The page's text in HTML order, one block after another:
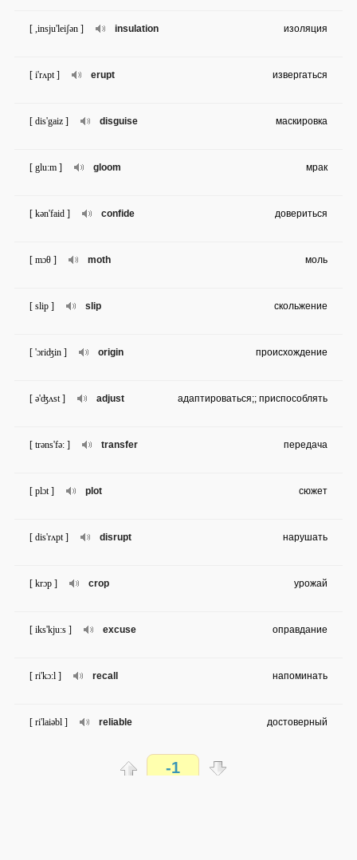
insulation
[ ,insju'leiʃən ] изоляция
erupt
[ i'rʌpt ] извергаться
disguise
[ dis'gaiz ] маскировка
gloom
[ glu:m ] мрак
confide
[ kən'faid ] довериться
moth
[ mɔθ ] моль
slip
[ slip ] скольжение
origin
[ 'ɔriʤin ] происхождение
adjust
[ ə'ʤʌst ] адаптироваться;; приспособлять
transfer
[ trəns'fə: ] передача
plot
[ plɔt ] сюжет
disrupt
[ dis'rʌpt ] нарушать
crop
[ krɔp ] урожай
excuse
[ iks'kju:s ] оправдание
recall
[ ri'kɔ:l ] напоминать
reliable
[ ri'laiəbl ] достоверный
accommod
размещение , приспособление
-1